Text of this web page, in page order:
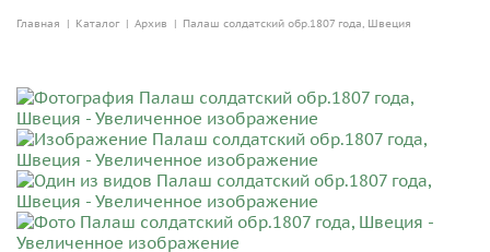
Главная | Каталог | Архив | Палаш солдатский обр.1807 года, Швеция